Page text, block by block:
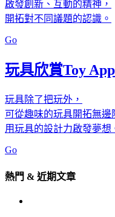
啟發創新、互動的精神，
開拓對不同議題的認識。
Go
玩具欣賞Toy
玩具除了把玩外，
可從趣味的玩具開拓無邊
用玩具的設計力啟發夢想
Go
熱門 & 近期文章